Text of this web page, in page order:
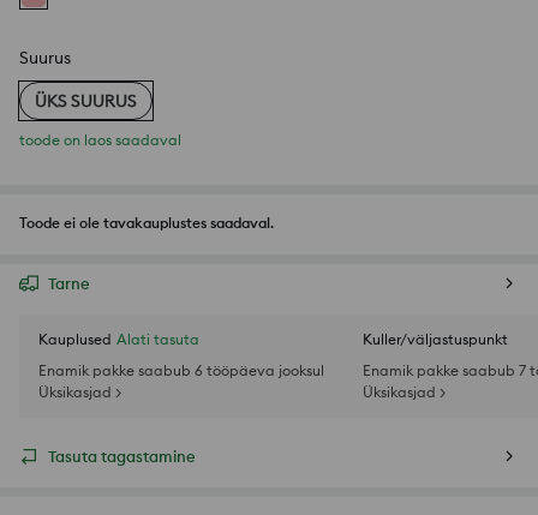
Suurus
ÜKS SUURUS
toode on laos saadaval
Toode ei ole tavakauplustes saadaval.
Tarne
Kauplused Alati tasuta
Enamik pakke saabub 6 tööpäeva jooksul
Üksikasjad >
Kuller/väljastuspunkt
Enamik pakke saabub 7
Üksikasjad >
Tasuta tagastamine